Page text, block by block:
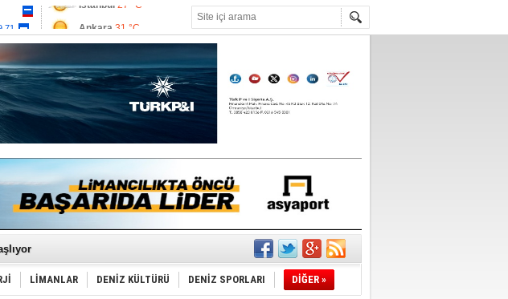
Antalya28 °C
Muğla 26 °C
Çanakkale 32 °C
Limanı’ndan memnun
mavi sularında
Erçelik’ten ‘Çözüm Anahtarı’
LİMANLAR DENİZ KÜLTÜRÜ DENİZ SPORLARI DİĞER »